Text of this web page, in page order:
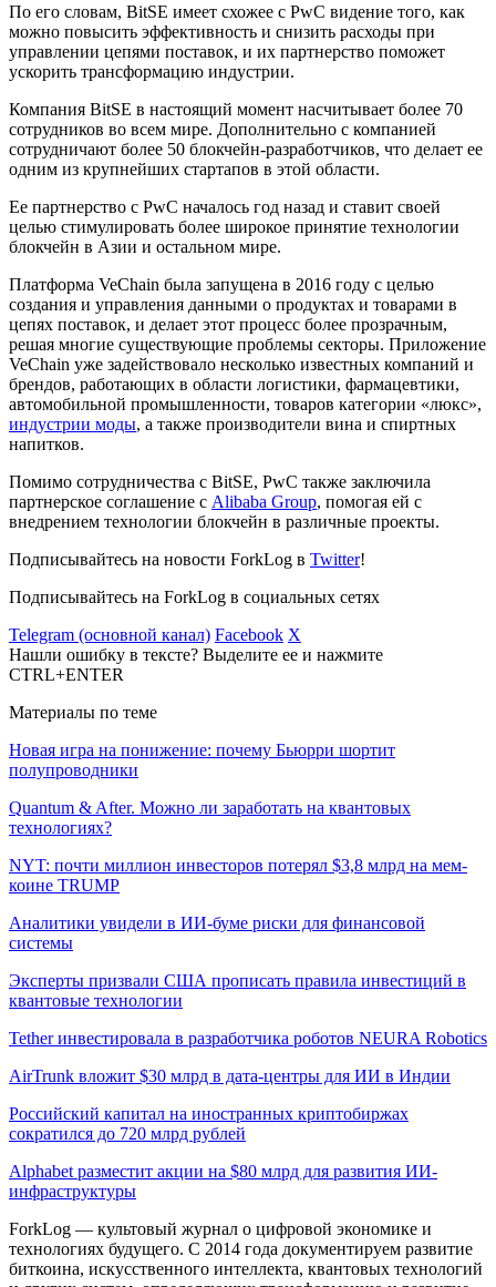
По его словам, BitSE имеет схожее с PwC видение того, как
можно повысить эффективность и снизить расходы при
управлении цепями поставок, и их партнерство поможет
ускорить трансформацию индустрии.
Компания BitSE в настоящий момент насчитывает более 70
сотрудников во всем мире. Дополнительно с компанией
сотрудничают более 50 блокчейн-разработчиков, что делает ее
одним из крупнейших стартапов в этой области.
Ее партнерство с PwC началось год назад и ставит своей
целью стимулировать более широкое принятие технологии
блокчейн в Азии и остальном мире.
Платформа VeChain была запущена в 2016 году с целью
создания и управления данными о продуктах и товарами в
цепях поставок, и делает этот процесс более прозрачным,
решая многие существующие проблемы секторы. Приложение
VeChain уже задействовало несколько известных компаний и
брендов, работающих в области логистики, фармацевтики,
автомобильной промышленности, товаров категории «люкс»,
индустрии моды, а также производители вина и спиртных
напитков.
Помимо сотрудничества с BitSE, PwC также заключила
партнерское соглашение с Alibaba Group, помогая ей с
внедрением технологии блокчейн в различные проекты.
Подписывайтесь на новости ForkLog в Twitter!
Подписывайтесь на ForkLog в социальных сетях
Telegram (основной канал) Facebook X
Нашли ошибку в тексте? Выделите ее и нажмите
CTRL+ENTER
Материалы по теме
Новая игра на понижение: почему Бьюрри шортит
полупроводники
Quantum & After. Можно ли заработать на квантовых
технологиях?
NYT: почти миллион инвесторов потерял $3,8 млрд на мем-
коине TRUMP
Аналитики увидели в ИИ-буме риски для финансовой
системы
Эксперты призвали США прописать правила инвестиций в
квантовые технологии
Tether инвестировала в разработчика роботов NEURA Robotics
AirTrunk вложит $30 млрд в дата-центры для ИИ в Индии
Российский капитал на иностранных криптобиржах
сократился до 720 млрд рублей
Alphabet разместит акции на $80 млрд для развития ИИ-
инфраструктуры
ForkLog — культовый журнал о цифровой экономике и
технологиях будущего. С 2014 года документируем развитие
биткоина, искусственного интеллекта, квантовых технологий